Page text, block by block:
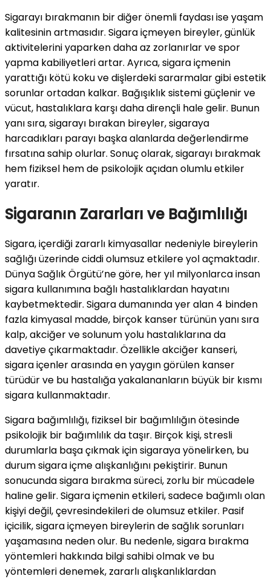
Sigarayı bırakmanın bir diğer önemli faydası ise yaşam
kalitesinin artmasıdır. Sigara içmeyen bireyler, günlük
aktivitelerini yaparken daha az zorlanırlar ve spor
yapma kabiliyetleri artar. Ayrıca, sigara içmenin
yarattığı kötü koku ve dişlerdeki sararmalar gibi estetik
sorunlar ortadan kalkar. Bağışıklık sistemi güçlenir ve
vücut, hastalıklara karşı daha dirençli hale gelir. Bunun
yanı sıra, sigarayı bırakan bireyler, sigaraya
harcadıkları parayı başka alanlarda değerlendirme
fırsatına sahip olurlar. Sonuç olarak, sigarayı bırakmak
hem fiziksel hem de psikolojik açıdan olumlu etkiler
yaratır.
Sigaranın Zararları ve Bağımlılığı
Sigara, içerdiği zararlı kimyasallar nedeniyle bireylerin
sağlığı üzerinde ciddi olumsuz etkilere yol açmaktadır.
Dünya Sağlık Örgütü’ne göre, her yıl milyonlarca insan
sigara kullanımına bağlı hastalıklardan hayatını
kaybetmektedir. Sigara dumanında yer alan 4 binden
fazla kimyasal madde, birçok kanser türünün yanı sıra
kalp, akciğer ve solunum yolu hastalıklarına da
davetiye çıkarmaktadır. Özellikle akciğer kanseri,
sigara içenler arasında en yaygın görülen kanser
türüdür ve bu hastalığa yakalananların büyük bir kısmı
sigara kullanmaktadır.
Sigara bağımlılığı, fiziksel bir bağımlılığın ötesinde
psikolojik bir bağımlılık da taşır. Birçok kişi, stresli
durumlarla başa çıkmak için sigaraya yönelirken, bu
durum sigara içme alışkanlığını pekiştirir. Bunun
sonucunda sigara bırakma süreci, zorlu bir mücadele
haline gelir. Sigara içmenin etkileri, sadece bağımlı olan
kişiyi değil, çevresindekileri de olumsuz etkiler. Pasif
içicilik, sigara içmeyen bireylerin de sağlık sorunları
yaşamasına neden olur. Bu nedenle, sigara bırakma
yöntemleri hakkında bilgi sahibi olmak ve bu
yöntemleri denemek, zararlı alışkanlıklardan